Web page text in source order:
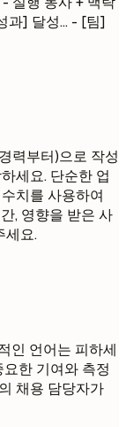
과] 달성... - [팀]
력부터)으로 작성
세요. 단순한 업
치를 사용하여
, 영향을 받은 사
세요.
인 언어는 피하세
한 기여와 측정
채용 담당자가